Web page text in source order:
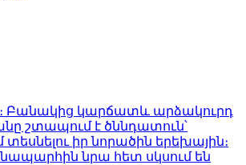
Բանակից կարճատև արձակուրդ
շտապում է ծննդատուն՝
իր նորածին երեխային։
նրա հետ սկսում են